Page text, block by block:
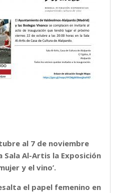
al 7 de noviembre
Sala Al-Artis la Exposición
y el vino’.
el papel femenino en